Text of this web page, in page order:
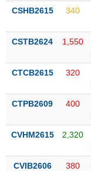
CSHB2615 340
CSTB2624 1,550
CTCB2615 320
CTPB2609 400
CVHM2615 2,320
CVIB2606 380
SỨC
TÀI